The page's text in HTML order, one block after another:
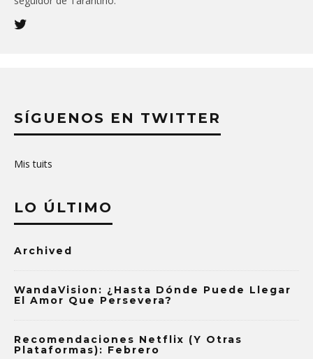
SÍGUENOS EN TWITTER
Mis tuits
LO ÚLTIMO
Archived
WandaVision: ¿Hasta Dónde Puede Llegar
El Amor Que Persevera?
Recomendaciones Netflix (y Otras
Plataformas): Febrero